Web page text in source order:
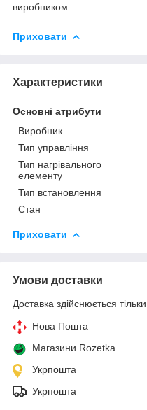
виробником.
Приховати
Характеристики
Основні атрибути
Виробник
Тип управління
Тип нагрівального
елементу
Тип встановлення
Стан
Приховати
Умови доставки
Доставка здійснюється
Нова Пошта
Магазини Rozetka
Укрпошта
Укрпошта